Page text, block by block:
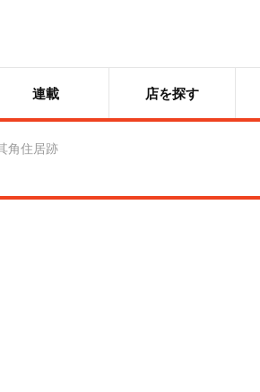
連載 店を探す
角住居跡